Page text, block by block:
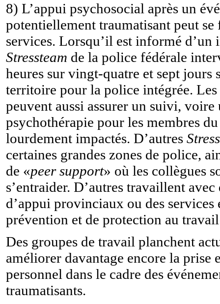
8) L’appui psychosocial après un
potentiellement traumatisant peut
services. Lorsqu’il est informé d’un
Stressteam de la police fédérale
heures sur vingt-quatre et sept jours
territoire pour la police intégrée.
peuvent aussi assurer un suivi, voire
psychothérapie pour les membres
lourdement impactés. D’autres
certaines grandes zones de police,
de «peer support» où les collègues
s’entraider. D’autres travaillent avec
d’appui provinciaux ou des services
prévention et de protection au
Des groupes de travail planchent
améliorer davantage encore la prise
personnel dans le cadre des
traumatisants.